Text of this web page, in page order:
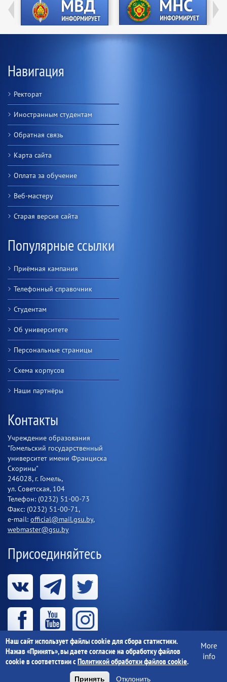
Навигация
Ректорат
Иностранным студентам
Обратная связь
Карта сайта
Оплата за обучение
Веб-мастеру
Старая версия сайта
Популярные ссылки
Приёмная кампания
Телефонный справочник
Студентам
Об университете
Персональные страницы
Схема корпусов
Наши партнёры
Контакты
Учреждение образования
"Гомельский государственный
университет имени Франциска
Скорины"
246028, г. Гомель,
ул. Советская, 104
Телефон: (0232) 51-00-73
Факс: (0232) 51-00-71,
e-mail: official@mail.gsu.by,
webmaster@gsu.by
Присоединяйтесь
Учреждение образования «Гомельский государственный
университет имени Франциска Скорины» 1997-
Наш сайт использует файлы cookie для сбора статистики.
Нажав «Принять», вы даете согласие на обработку файлов
cookie в соответствии сПолитикой обработки файлов cookie.
More
info
Принять Отклонить